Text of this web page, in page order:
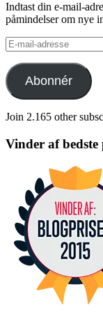
Indtast din e-mail-
påmindelser om nye
E-
mail-
adresse
Abonnér
Join 2.165 other
Vinder af bedste